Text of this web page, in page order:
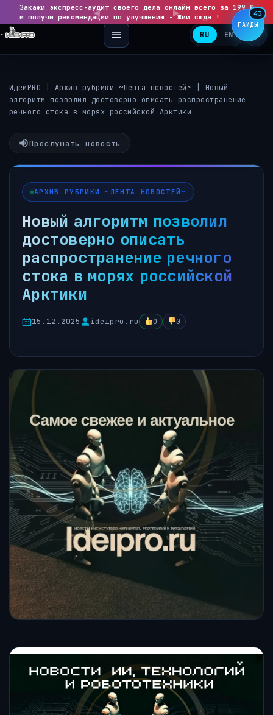
◀Закажи экспресс-аудит своего дела онлайн всего за 199 ₽
и получи рекомендации по улучшению - Жми сюда !
▶
RU EN
ИдеиPRO Архив рубрики ~Лента новостей~
Новый
алгоритм позволил достоверно описать распространение
речного стока в морях российской Арктики
Прослушать новость
АРХИВ РУБРИКИ ~ЛЕНТА НОВОСТЕЙ~
Новый алгоритм позволил
достоверно описать
распространение речного
стока в морях российской
Арктики
15.12.2025 ideipro.ru 0 0
ГАЙДЫ
43